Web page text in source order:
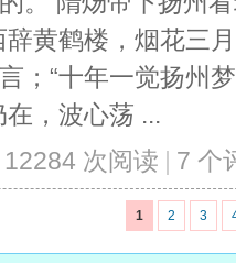
黄鹤楼，烟花三
；“十年一觉扬州
在，波心荡 ...
12284 次阅读 | 7 个
1 2 3